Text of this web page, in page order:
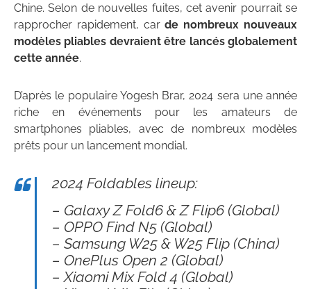
Chine. Selon de nouvelles fuites, cet avenir pourrait se
rapprocher rapidement, carde nombreux nouveaux
modèles pliables devraient être lancés globalement
cette année.
D’après le populaire Yogesh Brar, 2024 sera une année
riche en événements pour les amateurs de
smartphones pliables, avec de nombreux modèles
prêts pour un lancement mondial.
2024 Foldables lineup:
– Galaxy Z Fold6 & Z Flip6 (Global)
– OPPO Find N5 (Global)
– Samsung W25 & W25 Flip (China)
– OnePlus Open 2 (Global)
– Xiaomi Mix Fold 4 (Global)